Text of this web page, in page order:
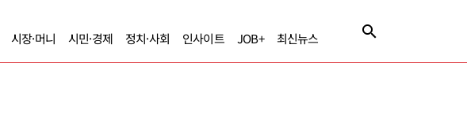
시장·머니 시민·경제 정치·사회 인사이트 JOB+ 최신뉴스